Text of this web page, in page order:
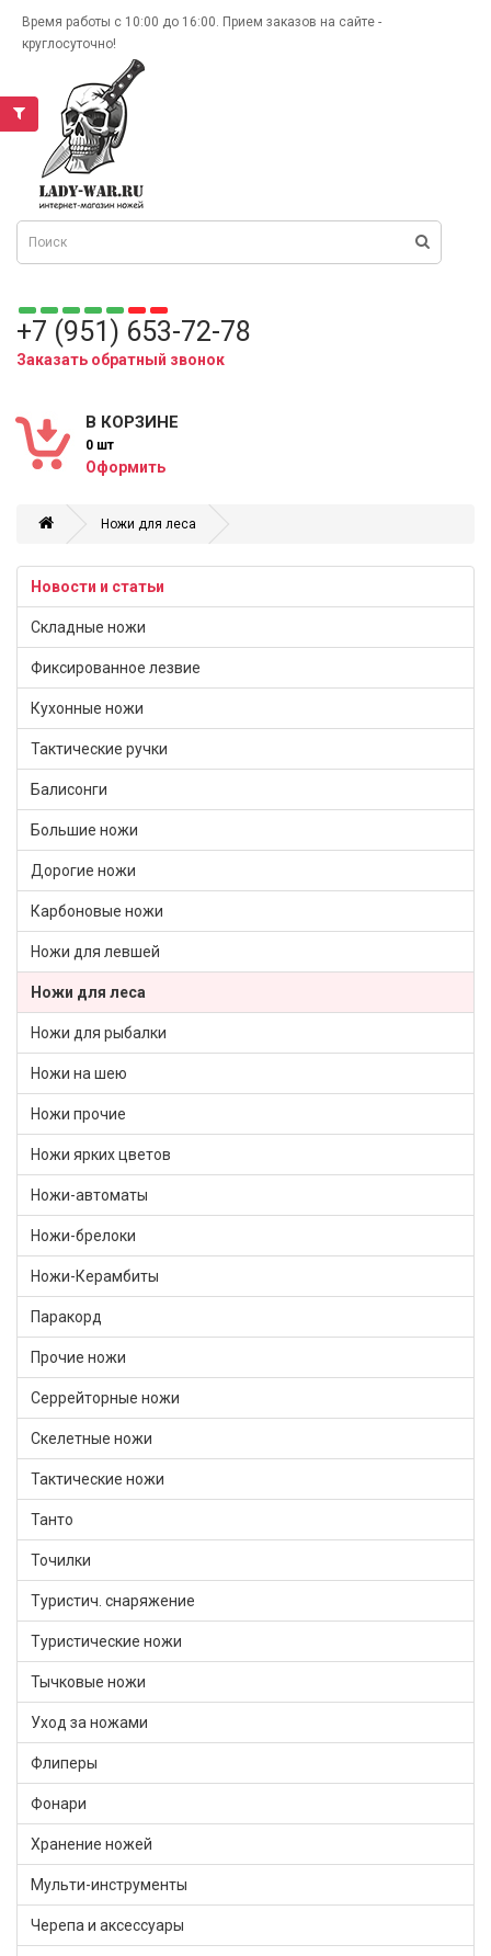
Время работы с 10:00 до 16:00. Прием заказов на сайте -
круглосуточно!
+7 (951) 653-72-78
Заказать обратный звонок
В КОРЗИНЕ
0 шт
Оформить
Ножи для леса
Новости и статьи
Складные ножи
Фиксированное лезвие
Кухонные ножи
Тактические ручки
Балисонги
Большие ножи
Дорогие ножи
Карбоновые ножи
Ножи для левшей
Ножи для леса
Ножи для рыбалки
Ножи на шею
Ножи прочие
Ножи ярких цветов
Ножи-автоматы
Ножи-брелоки
Ножи-Керамбиты
Паракорд
Прочие ножи
Серрейторные ножи
Скелетные ножи
Тактические ножи
Танто
Точилки
Туристич. снаряжение
Туристические ножи
Тычковые ножи
Уход за ножами
Флиперы
Фонари
Хранение ножей
Мульти-инструменты
Черепа и аксессуары